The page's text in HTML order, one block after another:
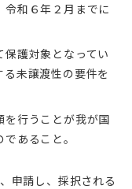
和６年２月までに
護対象となってい
未譲渡性の要件を
行うことが我が国
あること。
申請し、採択される